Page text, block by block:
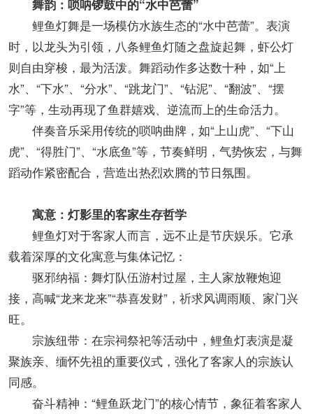
舞韵：唢呐锣鼓中的“水中芭蕾”
鲤鱼灯舞是一场模仿水族生态的“水中芭蕾”。表演
时，以龙头为引领，八条鲤鱼灯随之盘旋起舞，虾公灯
则自由穿梭，最为活泼。舞蹈动作多达数十种，如“上
水”、“下水”、“分水”、“跳龙门”、“钻泥”、“翻波”、“摆
字”等，生动再现了鱼群嬉戏、逆流而上的生命活力。
伴奏音乐采用传统的唢呐曲牌，如“上山虎”、“下山
虎”、“得胜门”、“水底鱼”等，节奏鲜明，气势恢宏，与舞
蹈动作紧密配合，营造出热烈欢腾的节日氛围。
寓意：灯影里的客家生存哲学
鲤鱼灯对于客家人而言，远不止是节庆娱乐。它承
载着深厚的文化寓意与集体记忆：
驱邪纳福：舞灯队伍游村过屋，主人家放鞭炮迎
接，高喊“龙来龙来”“恭喜发财”，祈求风调雨顺、家门兴
旺。
宗族纽带：在宗祠祭祀等活动中，鲤鱼灯表演是凝
聚族亲、缅怀先祖的重要仪式，强化了客家人的宗族认
同感。
奋斗精神：“鲤鱼跃龙门”的核心情节，象征着客家人